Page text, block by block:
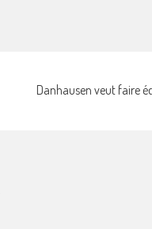
Danhausen veut faire